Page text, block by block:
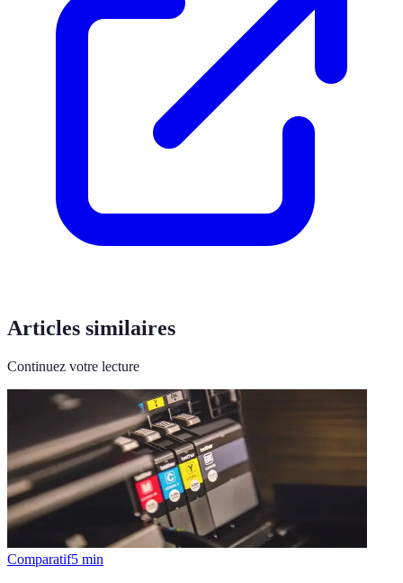
Articles similaires
Continuez votre lecture
Comparatif5 min